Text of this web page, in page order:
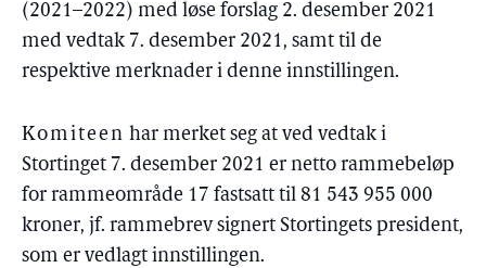
(2021–2022) med løse forslag 2. desember 2021
med vedtak 7. desember 2021, samt til de
respektive merknader i denne innstillingen.
Komiteen har merket seg at ved vedtak i
Stortinget 7. desember 2021 er netto rammebeløp
for rammeområde 17 fastsatt til 81 543 955 000
kroner, jf. rammebrev signert Stortingets president,
som er vedlagt innstillingen.